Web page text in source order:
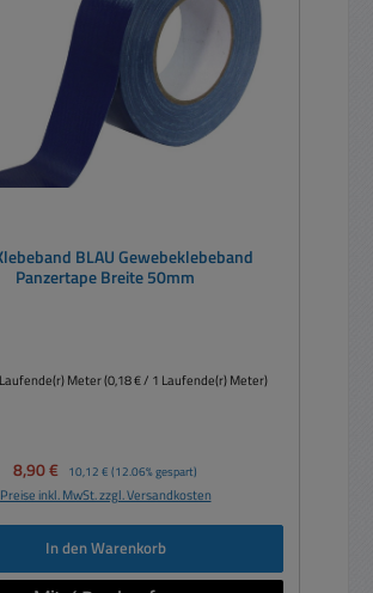
BLAU Gewebeklebeband
Panzertape Breite 50mm
Meter(0,18 € / 1 Laufende(r) Meter)
Verkaufspreis:
8,90 € Regulärer Preis:
10,12 € (12.06% gespart)
Preise inkl. MwSt. zzgl. Versandkosten
In den Warenkorb